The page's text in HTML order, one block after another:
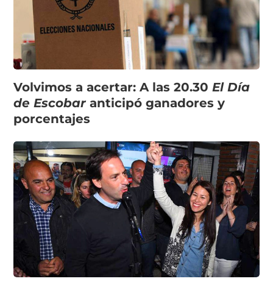
Volvimos a acertar: A las 20.30El Día
de Escobaranticipó ganadores y
porcentajes